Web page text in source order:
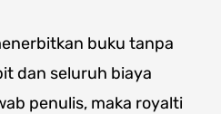
buku tanpa
dan seluruh biaya
penulis, maka royalti